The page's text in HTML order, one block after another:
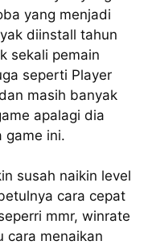
yang menjadi
diinstall tahun
sekali pemain
seperti Player
masih banyak
apalagi dia
game ini.
susah naikin level
cara cepat
mmr, winrate
cara menaikan